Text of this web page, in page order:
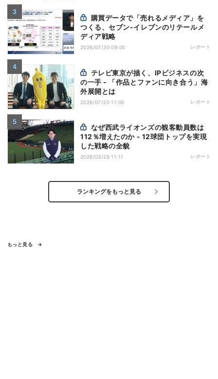
つくる、セブン-イレブンのリテールメ
ディア戦略
2026/07/30 09:00 レポート
の一手 - 「作品とファンに向き合う」海
外展開とは
2026/07/20 11:00 レポート
112％増えたのか - 12球団トップを実現
した戦略の全貌
2026/03/26 11:11 レポート
ランキングをもっと見る
もっと見る